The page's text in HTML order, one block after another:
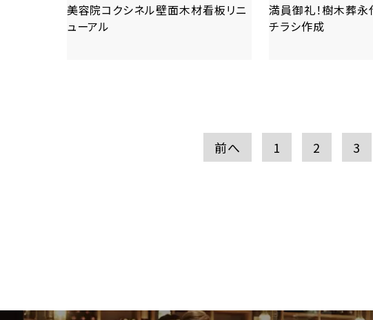
美容院コクシネル壁面木材看板リニ
ューアル
満員御礼！樹木葬
チラシ作成
前へ 1 2 3